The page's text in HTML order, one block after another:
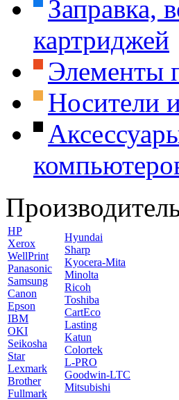
Заправка,
картриджей
Элементы
Носители
HP
Xerox
WellPrint
Panasonic
Samsung
Canon
Epson
IBM
OKI
Seikosha
Star
Lexmark
Brother
Fullmark
Hyundai
Sharp
Kyocera-Mita
Minolta
Ricoh
Toshiba
CartEco
Lasting
Katun
Colortek
L-PRO
Goodwin-LTC
Mitsubishi